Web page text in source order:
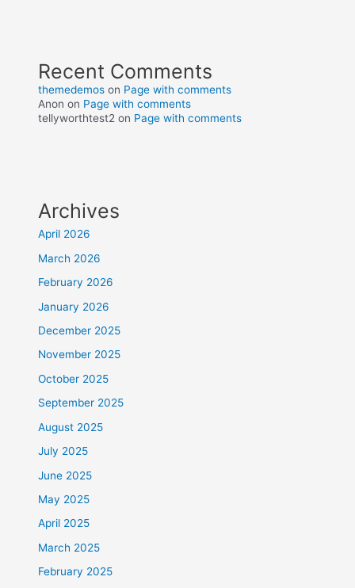
Recent Comments
themedemos on Page with comments
Anon on Page with comments
tellyworthtest2 on Page with comments
Archives
April 2026
March 2026
February 2026
January 2026
December 2025
November 2025
October 2025
September 2025
August 2025
July 2025
June 2025
May 2025
April 2025
March 2025
February 2025